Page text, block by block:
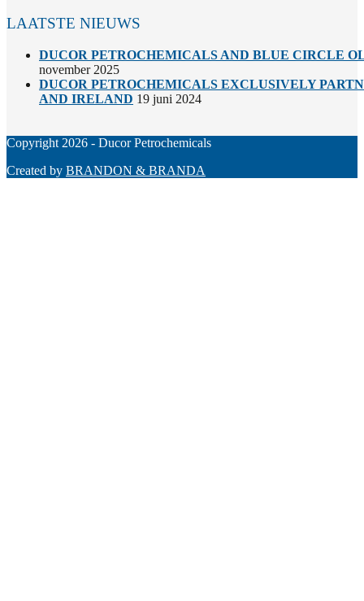
LAATSTE NIEUWS
DUCOR PETROCHEMICALS AND BLUE CIRCLE
november 2025
DUCOR PETROCHEMICALS EXCLUSIVELY
AND IRELAND 19 juni 2024
Copyright 2026 - Ducor Petrochemicals
Created by BRANDON & BRANDA